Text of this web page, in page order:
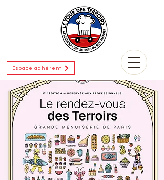
Espace adhérent